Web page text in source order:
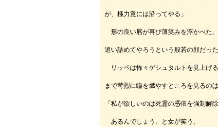
が、極力意には沿ってやる」
形の良い唇が再び薄笑みを浮かべた
追い詰めてやろうという般若の顔だっ
リッペは怖々ゲシュタルトを見上げ
まで苛烈に瞳を燃やすところを見るの
「私が欲しいのは死霊の憑依を強制解
あるんでしょう、と女が笑う。